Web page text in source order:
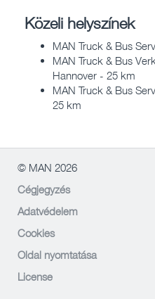
Közeli helyszínek
MAN Truck & Bus
MAN Truck & Bus
Hannover - 25 km
MAN Truck & Bus
25 km
© MAN 2026
Cégjegyzés
Adatvédelem
Cookies
Oldal nyomtatása
License